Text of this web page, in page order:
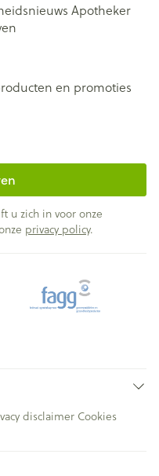
Apotheker
en promoties
u zich in voor onze
privacy policy.
disclaimer Cookies